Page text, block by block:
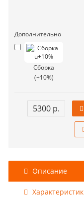
Дополнительно
Сборка
(+10%)
5300 р.
Описание